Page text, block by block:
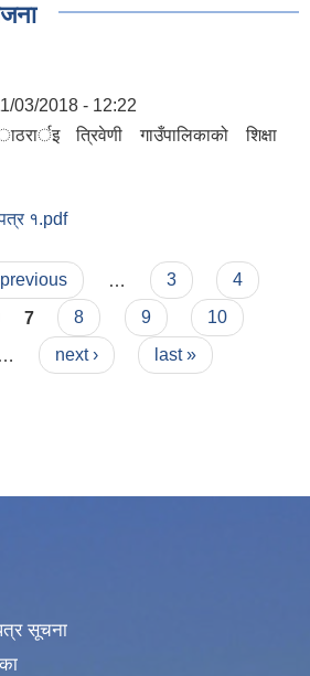
03/2018 - 12:22
त्रिवेणी गाउँपालिकाको शिक्षा
१.pdf
previous 3
4
7 8 9
10
next › last »
सूचना